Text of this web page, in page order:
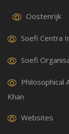
Oostenrijk
Soefi Centra
Soefi
Philosophical
Khan
Websites